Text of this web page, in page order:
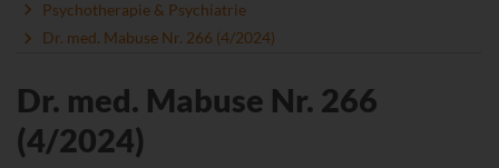
Psychotherapie & Psychiatrie
Dr. med. Mabuse Nr. 266 (4/2024)
Dr. med. Mabuse Nr. 266
(4/2024)